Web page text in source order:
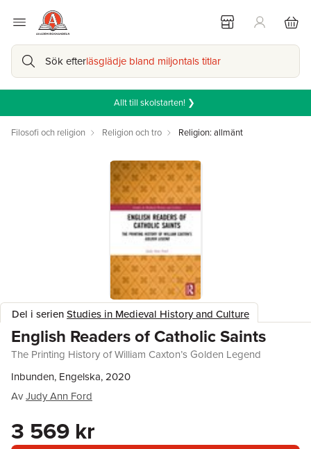
Sök efterläsglädje bland miljontals titlar
Allt till skolstarten! ❯
Filosofi och religion Religion och tro Religion: allmänt
Del i serienStudies in Medieval History and Culture
English Readers of Catholic Saints
The Printing History of William Caxton’s Golden Legend
Inbunden, Engelska, 2020
AvJudy Ann Ford
3 569 kr